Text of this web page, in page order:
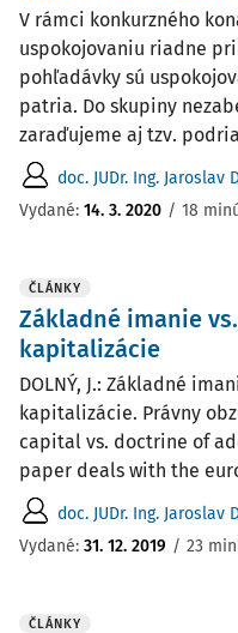
V rámci konkurzného
uspokojovaniu riadne
pohľadávky sú
patria. Do skupiny
zaraďujeme aj tzv.
doc. JUDr. Ing. Jaroslav
Vydané: 14. 3. 2020 / 18
ČLÁNKY
Základné imanie
kapitalizácie
DOLNÝ, J.: Základné
kapitalizácie. Právny
capital vs. doctrine of
paper deals with the
doc. JUDr. Ing. Jaroslav
Vydané: 31. 12. 2019 / 23
ČLÁNKY